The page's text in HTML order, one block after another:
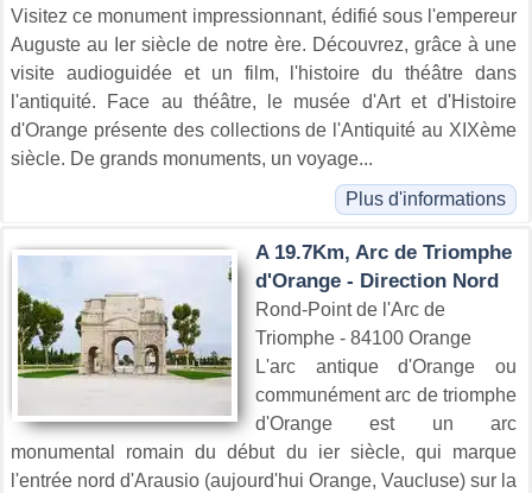
Visitez ce monument impressionnant, édifié sous l'empereur
Auguste au Ier siècle de notre ère. Découvrez, grâce à une
visite audioguidée et un film, l'histoire du théâtre dans
l'antiquité. Face au théâtre, le musée d'Art et d'Histoire
d'Orange présente des collections de l'Antiquité au XIXème
siècle. De grands monuments, un voyage...
Plus d'informations
A 19.7Km, Arc de Triomphe
d'Orange - Direction Nord
Rond-Point de l'Arc de
Triomphe - 84100 Orange
L'arc antique d'Orange ou
communément arc de triomphe
d'Orange est un arc
monumental romain du début du ier siècle, qui marque
l'entrée nord d'Arausio (aujourd'hui Orange, Vaucluse) sur la